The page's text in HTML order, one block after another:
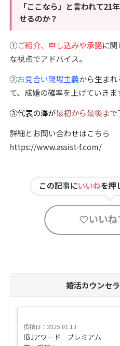
「ここなら」と言われて
せるのか？
①ご紹介、申し込みや承諾に関
な視点でアドバイス。
②お見合い現場主義から生まれ
て、成婚の確率を上げていきま
③代表の澤が最初から最後まで
詳細とお問い合わせはこちら
https://www.assist-f.com/
この記事にいいねを押
いい
婚活カウンセ
投稿日：2025.01.13
IBJアワード プレミアム